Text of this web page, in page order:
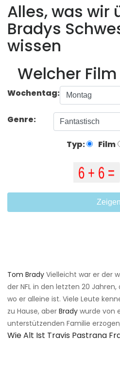
Alles, was wir
Bradys
wissen
Welcher
Wochentag:
Genre:
Typ: Film
Zeigen
Tom Brady Vielleicht war er der
der NFL in den letzten 20
wo er alleine ist. Viele Leute
zu Hause, aber Brady wurde von
unterstützenden Familie
Wie Alt Ist Travis Pastrana